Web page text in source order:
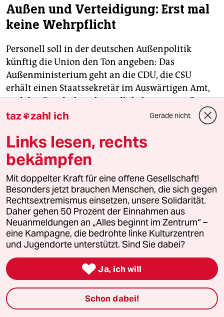
Außen und Verteidigung: Erst mal
keine Wehrpflicht
Personell soll in der deutschen Außenpolitik
künftig die Union den Ton angeben: Das
Außenministerium geht an die CDU, die CSU
erhält einen Staatssekretär im Auswärtigen Amt,
und den Bundeskanzler stellt bekanntermaßen
auch die CDU.
Inhaltlich ist in den Grundpfeilern der neuen
Koalition aber auch viel Kontinuität zu lesen: SPD
und Union wollen die internationale regelbasierte
Ordnung stärken, betonen die Bedeutung der
transatlantischen Partnerschaft und sprechen sich
auch weiterhin für eine Zweitstaatenlösung im
Nahen Osten aus, die es zu verhandeln gelte.
Die Eigenständigkeit der von Russland
angegriffenen Ukrai­ne sei bedeutsam für die
Sicherheit Deutschlands. Die Koalition will daher
die „militärische, zivile und politische
Unterstützung“ des Landes „substanziell stärken“.
Es gelte, sich für einen „echten und nachhaltigen
taz zahl ich Gerade nicht
Links lesen, rechts
bekämpfen
Mit doppelter Kraft für eine offene Gesellschaft!
Besonders jetzt brauchen Menschen, die sich gegen
Rechtsextremismus einsetzen, unsere Solidarität.
Daher gehen 50 Prozent der Einnahmen aus
Neuanmeldungen an „Alles beginnt im Zentrum“ –
eine Kampagne, die bedrohte linke Kulturzentren
und Jugendorte unterstützt. Sind Sie dabei?
 Ja, ich will
Schon dabei!